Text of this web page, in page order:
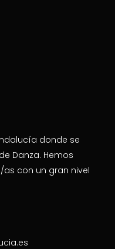
donde se
Danza. Hemos
con un gran nivel